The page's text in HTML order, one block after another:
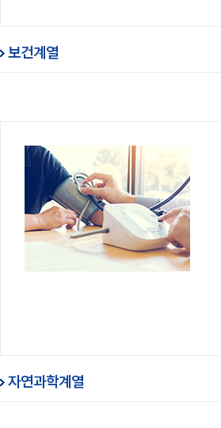
보건계열
자연과학계열